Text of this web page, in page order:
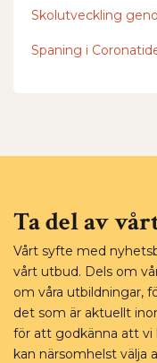
Skolutveckling
Spaning i
Ta del av
Vårt syfte med
vårt utbud. Dels om
om våra utbildningar,
det som är aktuellt
för att godkänna att vi
kan närsomhelst välja